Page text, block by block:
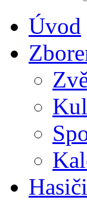
Úvod
Hasiči